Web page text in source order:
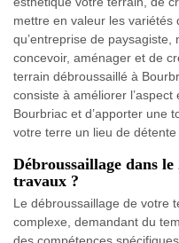
mettre en valeur les variétés
qu’entreprise de
concevoir, aménager et de
terrain débroussaillé à
consiste à améliorer
Bourbriac et d’apporter une
votre terre un lieu de
Débroussaillage dans
travaux ?
Le débroussaillage de votre
complexe, demandant du